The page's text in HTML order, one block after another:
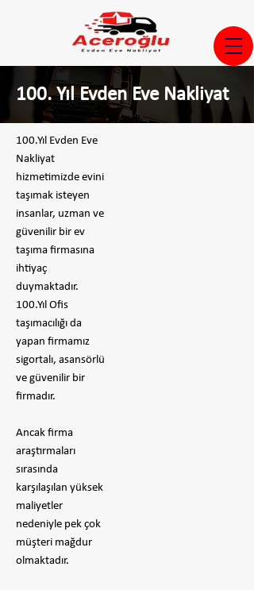
100. Yıl Evden Eve Nakliyat
100.Yıl Evden Eve
Nakliyat
hizmetimizde evini
taşımak isteyen
insanlar, uzman ve
güvenilir bir ev
taşıma firmasına
ihtiyaç
duymaktadır.
100.Yıl Ofis
taşımacılığı da
yapan firmamız
sigortalı, asansörlü
ve güvenilir bir
firmadır.
​Ancak firma
araştırmaları
sırasında
karşılaşılan yüksek
maliyetler
nedeniyle pek çok
müşteri mağdur
olmaktadır.